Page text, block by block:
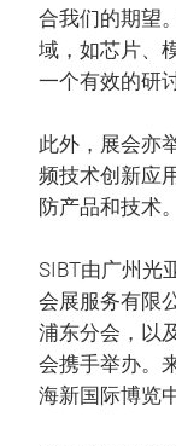
合我们的期望
域，如芯片、
一个有效的研
此外，展会亦
频技术创新应
防产品和技术。
SIBT由广州光
会展服务有限
浦东分会，以
会携手举办。
海新国际博览